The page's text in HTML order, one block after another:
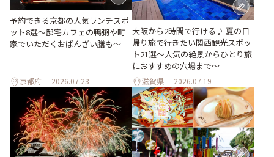
予約できる京都の人気ランチスポ
ット8選～邸宅カフェの鴨粥や町
家でいただくおばんざい膳も～
京都府 2026.07.23
大阪から2時間で行ける♪ 夏の日
帰り旅で行きたい関西観光スポッ
ト21選～人気の絶景からひとり旅
におすすめの穴場まで～
滋賀県 2026.07.19